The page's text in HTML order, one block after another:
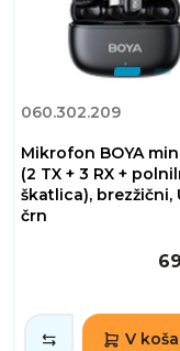
060.302.209
Mikrofon BOYA
(2 TX + 3 RX +
škatlica), brezžični,
črn
V